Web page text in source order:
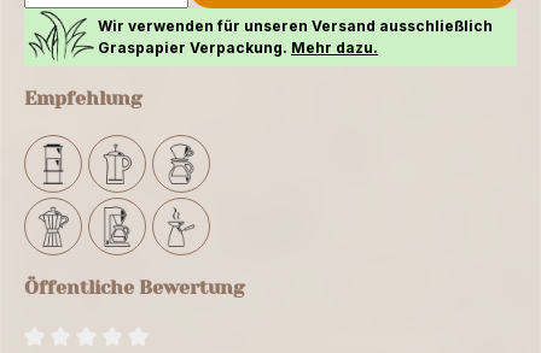
Wir verwenden für unseren Versand ausschließlich
Graspapier Verpackung. Mehr dazu.
Empfehlung
Öffentliche Bewertung